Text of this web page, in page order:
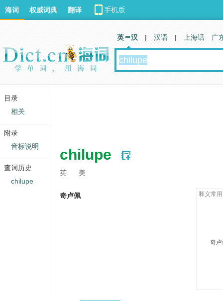
chilupe
英 美
奇卢佩 释义常
奇
海词 权威词典 翻译
英 汉 | 汉语 | 上海话 广
目录
相关
附录
音标说明
查词历史
chilupe